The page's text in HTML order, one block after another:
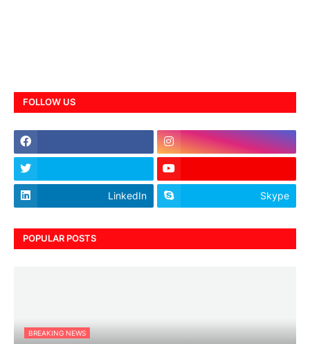
FOLLOW US
LinkedIn Skype
POPULAR POSTS
BREAKING NEWS